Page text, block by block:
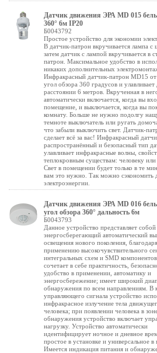
Датчик движения ЭРА MD 015
360° 6м IP20
Б0043792
Простое устройство для экономии
В датчик-патрон вкручивается лампа с
затем датчик с лампой вкручивается в
патрон. Максимальное удобство в
никаких дополнительных
Инфракрасный датчик-патрон MD15
угол обзора 360 градусов и
расстоянии 6 метров. Вкрученная в
автоматически включается, когда вы
помещение, и выключается, когда вы
комнату. Больше не нужно подолгу
темноте выключатель или ругать
что забыли выключить свет. Датчик-
сделает всё за вас! Инфракрасный
распространённый и безопасный тип
улавливает инфракрасные волны,
теплокровным существам: человеку
Свет в помещении будет только в те
вам это нужно. Так можно сэкономить
электроэнергии.
Датчик движения ЭРА MD 016
угол обзора 360° дальность 6м
Б0043793
Данное устройство представляет собой
энергосберегающий автоматический
освещения нового поколения, благодаря
применению высокочувствительного
интегральных схем и SMD
сочетает в себе практичность,
удобство в применении, автоматику и
энергосбережение; имеет широкий
обнаружения по всем направлениям. В
управляющего сигнала устройство
инфракрасное излучение тела
человека; при появлении человека в
обнаружения устройство включает
нагрузку. Устройство автоматически
идентифицирует ночное и дневное
простое в установке и универсальное в
Имеется индикация питания и